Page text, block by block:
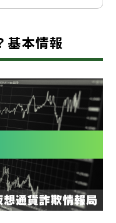
本情報